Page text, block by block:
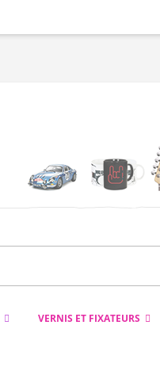
VERNIS ET FIXATEURS